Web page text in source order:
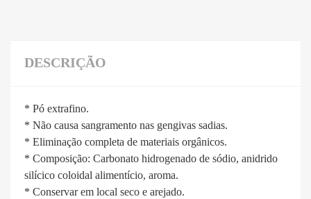
DESCRIÇÃO
* Pó extrafino.
* Não causa sangramento nas gengivas sadias.
* Eliminação completa de materiais orgânicos.
* Composição: Carbonato hidrogenado de sódio, anidrido
silícico coloidal alimentício, aroma.
* Conservar em local seco e arejado.